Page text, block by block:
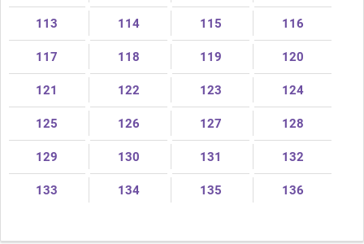
113 114 115 116
117 118 119 120
121 122 123 124
125 126 127 128
129 130 131 132
133 134 135 136